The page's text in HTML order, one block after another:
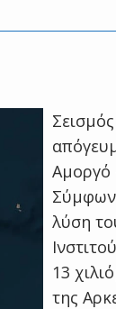
Αμοργό
λύση
13
της